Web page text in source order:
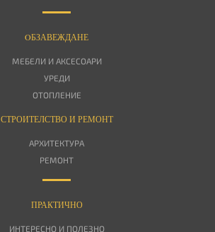
OБЗАВЕЖДАНЕ
МЕБЕЛИ И АКСЕСОАРИ
УРЕДИ
ОТОПЛЕНИЕ
СТРОИТЕЛСТВО И РЕМОНТ
АРХИТЕКТУРА
РЕМОНТ
ПРАКТИЧНО
ИНТЕРЕСНО И ПОЛЕЗНО